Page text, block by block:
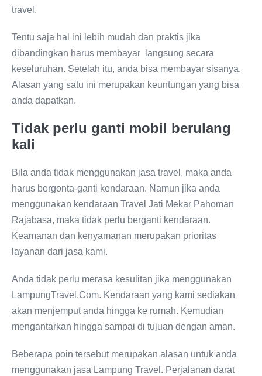
travel.
Tentu saja hal ini lebih mudah dan praktis jika
dibandingkan harus membayar langsung secara
keseluruhan. Setelah itu, anda bisa membayar sisanya.
Alasan yang satu ini merupakan keuntungan yang bisa
anda dapatkan.
Tidak perlu ganti mobil berulang
kali
Bila anda tidak menggunakan jasa travel, maka anda
harus bergonta-ganti kendaraan. Namun jika anda
menggunakan kendaraan Travel Jati Mekar Pahoman
Rajabasa, maka tidak perlu berganti kendaraan.
Keamanan dan kenyamanan merupakan prioritas
layanan dari jasa kami.
Anda tidak perlu merasa kesulitan jika menggunakan
LampungTravel.Com. Kendaraan yang kami sediakan
akan menjemput anda hingga ke rumah. Kemudian
mengantarkan hingga sampai di tujuan dengan aman.
Beberapa poin tersebut merupakan alasan untuk anda
menggunakan jasa Lampung Travel. Perjalanan darat